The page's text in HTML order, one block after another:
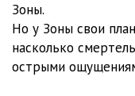
Зоны.
Но у Зоны свои
насколько
острыми